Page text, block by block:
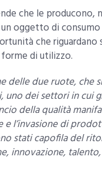
che le producono,
oggetto di
che
di utilizzo.
delle due ruote, che
uno dei settori in cui
della qualità
l’invasione di
stati capofila del
innovazione,